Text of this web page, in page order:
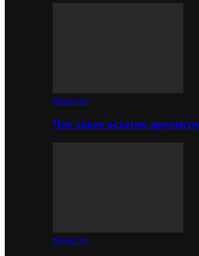
Новости
Что такое остаток
Новости